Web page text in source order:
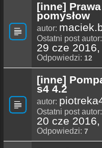
[inne]
pomysłow
autor:
Ostatni post autor:
29 cze
Odpowiedzi: 12
[inne]
s4 4.2
autor:
Ostatni post autor:
20 cze
Odpowiedzi: 7